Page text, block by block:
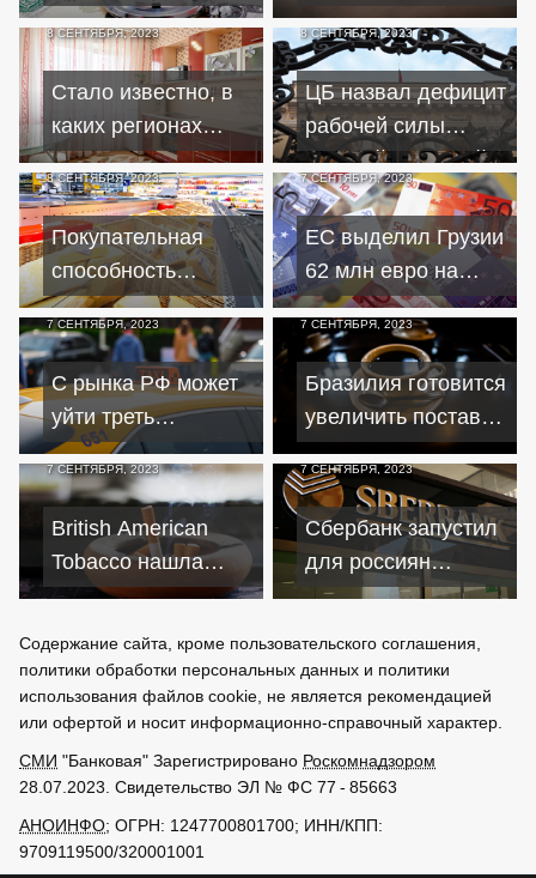
блокированные
активы России в
280 миллиардов
долларов
Украине на 600 млн
долларов
8 СЕНТЯБРЯ, 2023
Стало известно, в
каких регионах
России самая
дешевая ипотека
8 СЕНТЯБРЯ, 2023
ЦБ назвал дефицит
рабочей силы
главной причиной
роста зарплат в
России
8 СЕНТЯБРЯ, 2023
Покупательная
способность
доходов в РФ
вернулась на
уровень 2021 года
7 СЕНТЯБРЯ, 2023
ЕС выделил Грузии
62 млн евро на
укрепление
обороноспособности
7 СЕНТЯБРЯ, 2023
С рынка РФ может
уйти треть
таксистов из-за
высоких цен на
ОСАГО
7 СЕНТЯБРЯ, 2023
Бразилия готовится
увеличить поставки
кофе в Россию –
акцент на
спецсорта
7 СЕНТЯБРЯ, 2023
British American
Tobacco нашла
покупателя бизнеса
7 СЕНТЯБРЯ, 2023
Сбербанк запустил
для россиян
переводы в Иран
Содержание сайта, кроме пользовательского соглашения,
политики обработки персональных данных и политики
использования файлов cookie, не является рекомендацией
или офертой и носит информационно-справочный характер.
СМИ "Банковая" Зарегистрировано Роскомнадзором
28.07.2023. Свидетельство ЭЛ № ФС 77 - 85663
АНОИНФО; ОГРН: 1247700801700; ИНН/КПП:
9709119500/320001001